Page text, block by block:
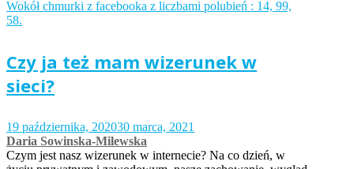
Czy ja też mam wizerunek w
sieci?
19 października, 202030 marca, 2021
Daria Sowinska-Milewska
Czym jest nasz wizerunek w internecie? Na co dzień, w